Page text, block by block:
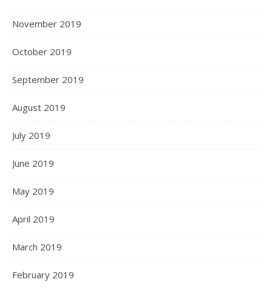
November 2019
October 2019
September 2019
August 2019
July 2019
June 2019
May 2019
April 2019
March 2019
February 2019